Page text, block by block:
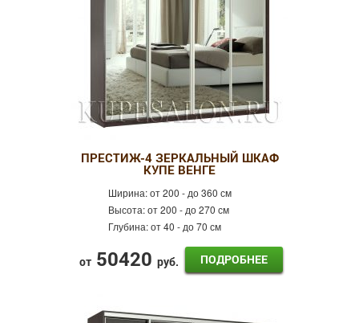
ПРЕСТИЖ-4 ЗЕРКАЛЬНЫЙ ШКАФ
КУПЕ ВЕНГЕ
Ширина:от 200 - до 360 см
Высота:от 200 - до 270 см
Глубина:от 40 - до 70 см
от 50420 руб. ПОДРОБНЕЕ